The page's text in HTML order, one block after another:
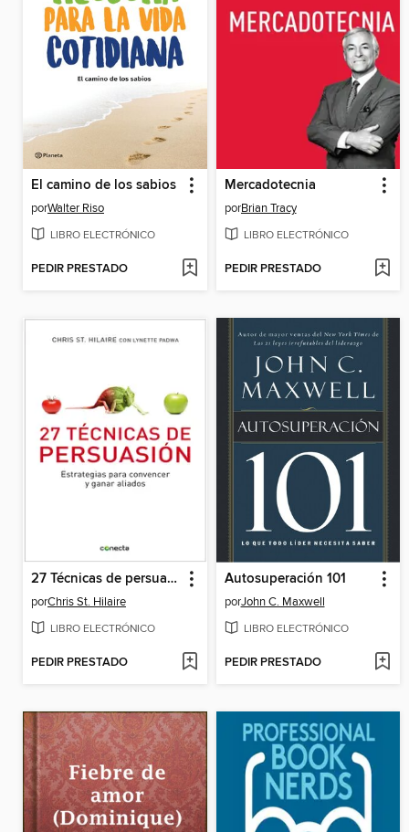
El camino de los sabios
porWalter Riso
LIBRO ELECTRÓNICO
PEDIR PRESTADO
Mercadotecnia
porBrian Tracy
LIBRO ELECTRÓNICO
PEDIR PRESTADO
27 Técnicas de persuasión
porChris St. Hilaire
LIBRO ELECTRÓNICO
PEDIR PRESTADO
Autosuperación 101
porJohn C. Maxwell
LIBRO ELECTRÓNICO
PEDIR PRESTADO